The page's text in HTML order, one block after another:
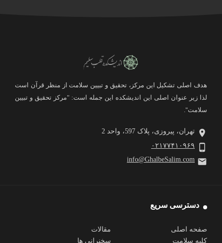
هدف اصلی تشکیل این مرکز، تحقیق و تبیین سلامت از منظر قرآن است
لذا زیر عنوان اصلی این اندیشکده این جمله است: "مرکز تحقیق و تبیین
سلامت".
تهران، پیروزی، پلاک 597، واحد 2
۰۲۱۷۷۴۱۰۹۶۹
info@GhalbeSalim.com
دسترسی سریع
صفحه اصلی
مقالات
کلبه سلامت
سخنرانی ها